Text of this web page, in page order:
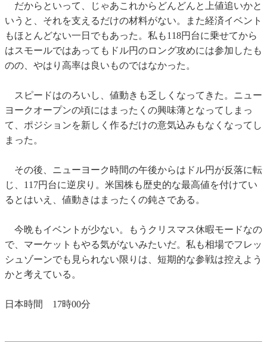
だからといって、じゃあこれからどんどんと上値追いかと
いうと、それを支えるだけの材料がない。また経済イベント
もほとんどない一日でもあった。私も118円台に乗せてから
はスモールではあってもドル円のロング攻めには参加したも
のの、やはり高率は良いものではなかった。
スピードはのろいし、値動きも乏しくなってきた。ニュー
ヨークオープンの頃にはまったくの興味薄となってしまっ
て、ポジションを新しく作るだけの意気込みもなくなってし
まった。
その後、ニューヨーク時間の午後からはドル円が反落に転
じ、117円台に逆戻り。米国株も歴史的な最高値を付けてい
るとはいえ、値動きはまったくの鈍さである。
今晩もイベントが少ない。もうクリスマス休暇モードなの
で、マーケットもやる気がないみたいだ。私も相場でフレッ
シュゾーンでも見られない限りは、短期的な参戦は控えよう
かと考えている。
日本時間 17時00分